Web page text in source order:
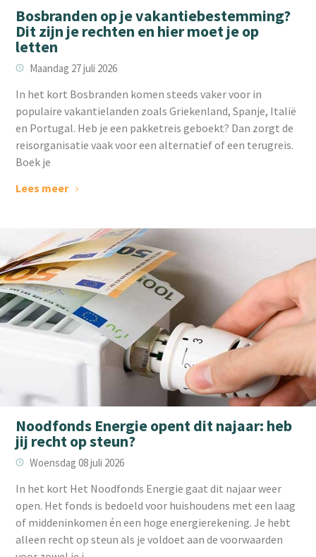
Bosbranden op je vakantiebestemming?
Dit zijn je rechten en hier moet je op
letten
Maandag 27 juli 2026
‌In het kort Bosbranden komen steeds vaker voor in
populaire vakantielanden zoals Griekenland, Spanje, Italië
en Portugal. Heb je een pakketreis geboekt? Dan zorgt de
reisorganisatie vaak voor een alternatief of een terugreis.
Boek je
Lees meer
Noodfonds Energie opent dit najaar: heb
jij recht op steun?
Woensdag 08 juli 2026
In het kort Het Noodfonds Energie gaat dit najaar weer
open. Het fonds is bedoeld voor huishoudens met een laag
of middeninkomen én een hoge energierekening. Je hebt
alleen recht op steun als je voldoet aan de voorwaarden